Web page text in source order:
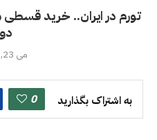
تورم در ایران.. خرید قسطی
می 23, 2026
به اشتراک بگذارید 0